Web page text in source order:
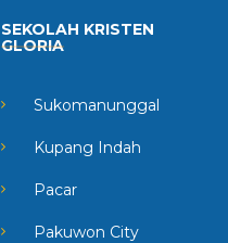
SEKOLAH KRISTEN
GLORIA
Sukomanunggal
Kupang Indah
Pacar
Pakuwon City